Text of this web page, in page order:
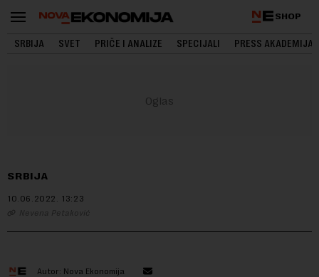
SHOP
SRBIJA SVET PRIČE I ANALIZE SPECIJALI PRESS AKADEMIJA
SRBIJA
10.06.2022. 13:23
Nevena Petaković
Autor: Nova Ekonomija